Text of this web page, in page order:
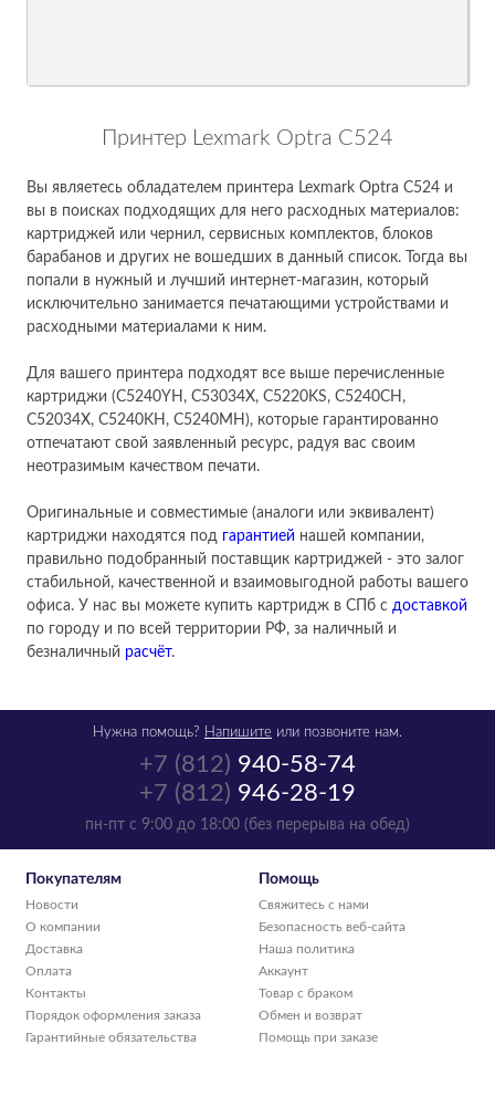
Принтер Lexmark Optra C524
Вы являетесь обладателем принтера Lexmark Optra C524 и
вы в поисках подходящих для него расходных материалов:
картриджей или чернил, сервисных комплектов, блоков
барабанов и других не вошедших в данный список. Тогда вы
попали в нужный и лучший интернет-магазин, который
исключительно занимается печатающими устройствами и
расходными материалами к ним.
Для вашего принтера подходят все выше перечисленные
картриджи (C5240YH, C53034X, C5220KS, C5240CH,
C52034X, C5240KH, C5240MH), которые гарантированно
отпечатают свой заявленный ресурс, радуя вас своим
неотразимым качеством печати.
Оригинальные и совместимые (аналоги или эквивалент)
картриджи находятся под гарантией нашей компании,
правильно подобранный поставщик картриджей - это залог
стабильной, качественной и взаимовыгодной работы вашего
офиса. У нас вы можете купить картридж в СПб с доставкой
по городу и по всей территории РФ, за наличный и
безналичный расчёт.
+7 (812) 940-58-74
+7 (812) 946-28-19
пн-пт с 9:00 до 18:00 (без перерыва на обед)
Нужна помощь? Напишите или позвоните нам.
Покупателям
Новости
О компании
Доставка
Оплата
Контакты
Порядок оформления заказа
Гарантийные обязательства
Помощь
Свяжитесь с нами
Безопасность веб-сайта
Наша политика
Аккаунт
Товар с браком
Обмен и возврат
Помощь при заказе